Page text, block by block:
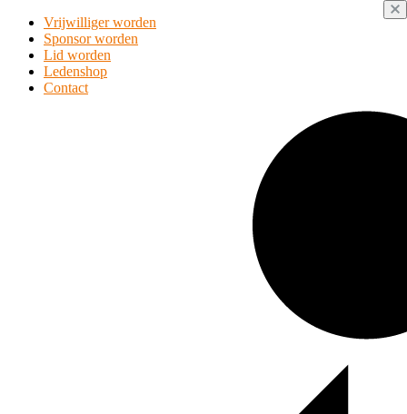
Vrijwilliger worden
Sponsor worden
Lid worden
Ledenshop
Contact